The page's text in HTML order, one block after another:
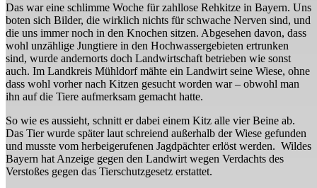
Das war eine schlimme Woche für zahllose Rehkitze in Bayern. Uns
boten sich Bilder, die wirklich nichts für schwache Nerven sind, und
die uns immer noch in den Knochen sitzen. Abgesehen davon, dass
wohl unzählige Jungtiere in den Hochwassergebieten ertrunken
sind, wurde andernorts doch Landwirtschaft betrieben wie sonst
auch. Im Landkreis Mühldorf mähte ein Landwirt seine Wiese, ohne
dass wohl vorher nach Kitzen gesucht worden war – obwohl man
ihn auf die Tiere aufmerksam gemacht hatte.
So wie es aussieht, schnitt er dabei einem Kitz alle vier Beine ab.
Das Tier wurde später laut schreiend außerhalb der Wiese gefunden
und musste vom herbeigerufenen Jagdpächter erlöst werden. Wildes
Bayern hat Anzeige gegen den Landwirt wegen Verdachts des
Verstoßes gegen das Tierschutzgesetz erstattet.